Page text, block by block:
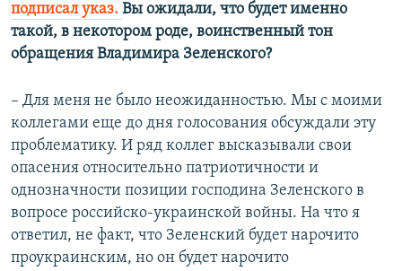
подписал указ. Вы ожидали, что будет именно
такой, в некотором роде, воинственный тон
обращения Владимира Зеленского?
– Для меня не было неожиданностью. Мы с моими
коллегами еще до дня голосования обсуждали эту
проблематику. И ряд коллег высказывали свои
опасения относительно патриотичности и
однозначности позиции господина Зеленского в
вопросе российско-украинской войны. На что я
ответил, не факт, что Зеленский будет нарочито
проукраинским, но он будет нарочито